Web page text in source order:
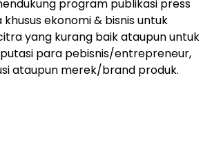
program publikasi press
ekonomi & bisnis untuk
yang kurang baik ataupun untuk
para pebisnis/entrepreneur,
ataupun merek/brand produk.